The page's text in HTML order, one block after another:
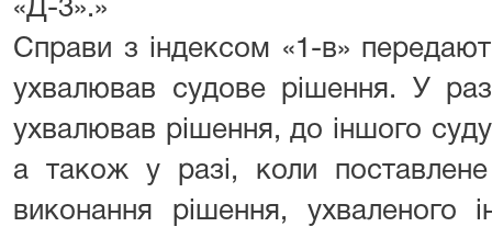
«Д-3».»
Справи з індексом «1-в»
ухвалював судове рішення. У
ухвалював рішення, до іншого
а також у разі, коли
виконання рішення, ухваленого